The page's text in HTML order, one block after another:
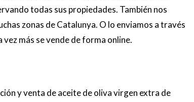
todas sus propiedades. También nos
zonas de Catalunya. O lo enviamos a través
más se vende de forma online.
y venta de aceite de oliva virgen extra de